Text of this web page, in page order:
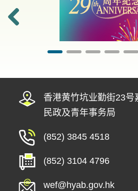
香港黄竹坑业勤街23号
民政及青年事务局
(852) 3845 4518
(852) 3104 4796
wef@hyab.gov.hk